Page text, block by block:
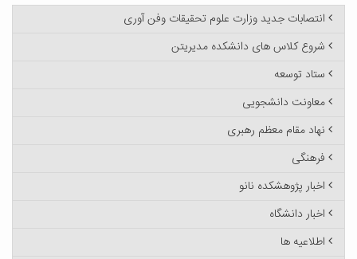
انتصابات جدید وزارت علوم تحقیقات وفن آوری
شروع کلاس های دانشکده مدیریتن
ستاد توسعه
معاونت دانشجویی
نهاد مقام معظم رهبری
فرهنگی
اخبار پژوهشکده نانو
اخبار دانشگاه
اطلاعیه ها